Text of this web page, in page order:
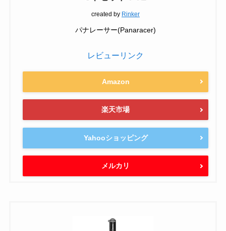
created by Rinker
パナレーサー(Panaracer)
レビューリンク
Amazon
楽天市場
Yahooショッピング
メルカリ